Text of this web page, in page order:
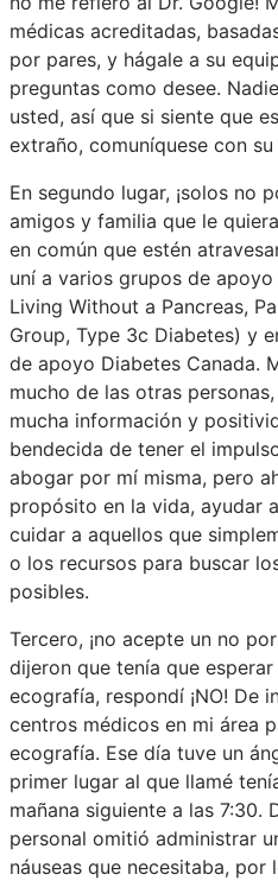
médicas acreditadas,
por pares, y hágale a su
preguntas como desee.
usted, así que si siente que
extraño, comuníquese con
En segundo lugar, ¡solos no
amigos y familia que le
en común que estén
uní a varios grupos de
Living Without a Pancreas,
Group, Type 3c Diabetes) y
de apoyo Diabetes Canada.
mucho de las otras
mucha información y
bendecida de tener el
abogar por mí misma, pero
propósito en la vida, ayudar
cuidar a aquellos que
o los recursos para buscar
posibles.
Tercero, ¡no acepte un no
dijeron que tenía que esperar
ecografía, respondí ¡NO! De
centros médicos en mi área
ecografía. Ese día tuve un
primer lugar al que llamé
mañana siguiente a las 7:30.
personal omitió administrar
náuseas que necesitaba,